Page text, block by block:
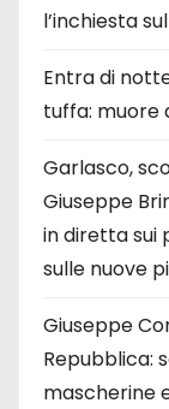
l’inchiesta
Entra di
tuffa: muore
Garlasco,
Giuseppe
in diretta sui
sulle nuove
Giuseppe
Repubblica:
mascherine